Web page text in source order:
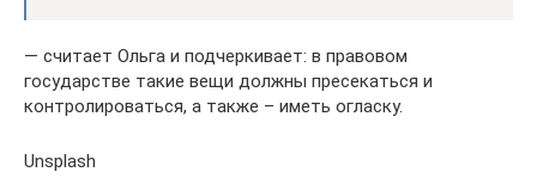
— считает Ольга и подчеркивает: в правовом
государстве такие вещи должны пресекаться и
контролироваться, а также – иметь огласку.
Unsplash